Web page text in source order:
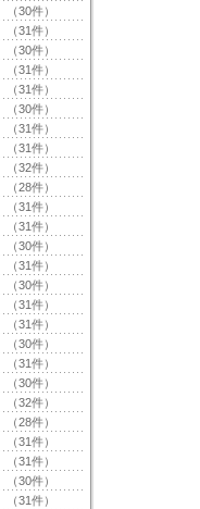
（30件）
（31件）
（30件）
（31件）
（31件）
（30件）
（31件）
（31件）
（32件）
（28件）
（31件）
（31件）
（30件）
（31件）
（30件）
（31件）
（31件）
（30件）
（31件）
（30件）
（32件）
（28件）
（31件）
（31件）
（30件）
（31件）